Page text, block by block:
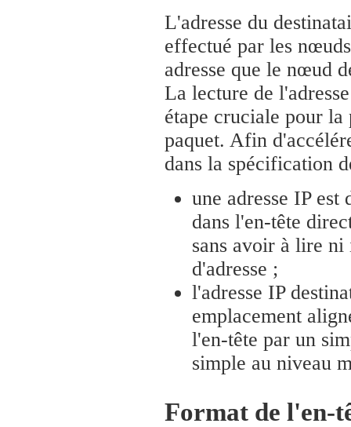
L'adresse du
effectué par les
adresse que le nœud
La lecture de
étape cruciale pour
paquet. Afin
dans la spécification
une adresse IP
dans l'en-tête
sans avoir à lire ni
d'adresse ;
l'adresse IP
emplacement
l'en-tête par un
simple au niveau
Format de l'en-